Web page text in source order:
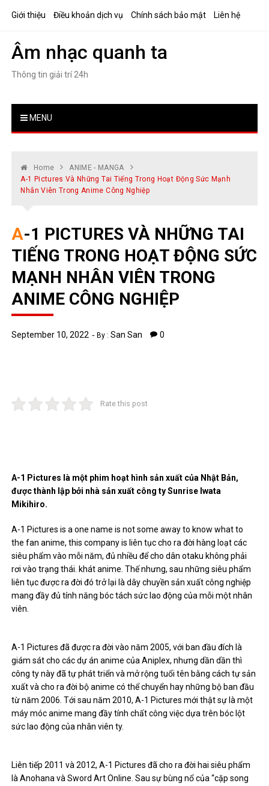
Giới thiệu Điều khoản dịch vụ Chính sách bảo mật Liên hệ
Âm nhạc quanh ta
Thông tin giải trí 24h
MENU
Home
ANIME - MANGA
A-1 Pictures Và Những Tai Tiếng Trong Hoạt Động Sức Mạnh
Nhân Viên Trong Anime Công Nghiệp
A-1 PICTURES VÀ NHỮNG TAI
TIẾNG TRONG HOẠT ĐỘNG SỨC
MẠNH NHÂN VIÊN TRONG
ANIME CÔNG NGHIỆP
September 10, 2022 By :San San 0
Rate this post
A-1 Pictures là một phim hoạt hình sản xuất của Nhật Bản,
được thành lập bởi nhà sản xuất công ty Sunrise Iwata
Mikihiro.
A-1 Pictures is a one name is not some away to know what to
the fan anime, this company is liên tục cho ra đời hàng loạt các
siêu phẩm vào mỗi năm, đủ nhiều để cho dân otaku không phải
rơi vào trạng thái. khát anime. Thế nhưng, sau những siêu phẩm
liên tục được ra đời đó trở lại là dây chuyền sản xuất công nghiệp
mang đầy đủ tính năng bóc tách sức lao động của mỗi một nhân
viên.
A-1 Pictures đã được ra đời vào năm 2005, với ban đầu đích là
giám sát cho các dự án anime của Aniplex, nhưng dần dần thì
công ty này đã tự phát triển và mở rộng tuổi tên bằng cách tự sản
xuất và cho ra đời bộ anime có thể chuyển hay những bộ ban đầu
từ năm 2006. Tới sau năm 2010, A-1 Pictures mới thật sự là một
máy móc anime mang đầy tính chất công việc dựa trên bóc lột
sức lao động của nhân viên ty.
Liên tiếp 2011 và 2012, A-1 Pictures đã cho ra đời hai siêu phẩm
là Anohana và Sword Art Online. Sau sự bùng nổ của “cặp song